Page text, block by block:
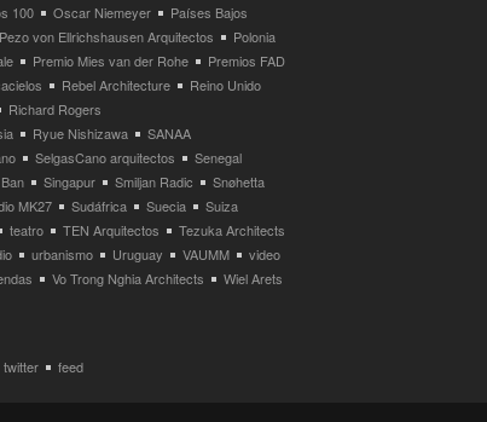
100 Oscar Niemeyer
Países Bajos
Pezo von Ellrichshausen Arquitectos
Polonia
Premio Mies van der Rohe
Premios FAD
Rebel Architecture
Reino Unido
Richard Rogers
Ryue Nishizawa
SANAA
SelgasCano arquitectos
Senegal
Singapur Smiljan Radic
Snøhetta
MK27 Sudáfrica Suecia
Suiza
teatro TEN Arquitectos
Tezuka Architects
urbanismo Uruguay VAUMM
video
Vo Trong Nghia Architects
Wiel Arets
twitter feed